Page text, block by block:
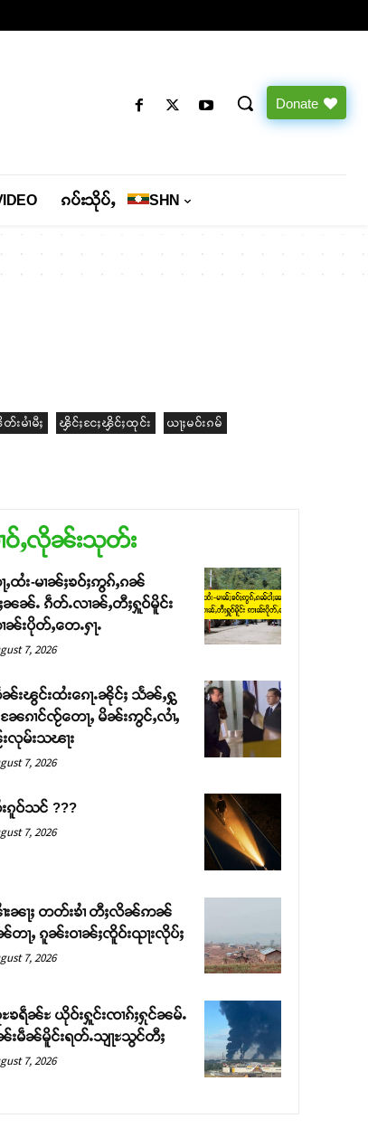
Donate
ၵပ်းသိုပ်ႇ SHN
းမၢႆမီႈ ၾိင်ႈငႄႈၾိင်ႈထုင်း ယႃႈမဝ်းၵမ်
ဝ်ႇလိုၼ်းသုတ်း
ႇထႆး-မၢၼ်ႈၶဝ်ႈဢွၵ်ႇၵၼ်
ႈၼၼ်ႉ ၵဵတ်ႉလၢၼ်ႇတီႈႁူဝ်မိူင်း
ၼ်းပိုတ်ႇတေႉႁႃႉ
7, 2026
းၽွင်းထႆးၵေႃႉၼိုင်ႈ သႅၼ်ႇႁွ
ၼႄၵၢင်ၸႂ်တေႃႇ မိၼ်းဢွင်ႇလၢႆႇ
လုမ်းသၽႃး
7, 2026
ၵူဝ်သင် ???
7, 2026
းၼႃႈ တတ်းၶၢႆ တီႈလိၼ်ဢၼ်
တႃႇ ၵူၼ်းဝၢၼ်ႈၸိူဝ်းၺႃးလိုပ်ႈ
7, 2026
ၶရဵၼ်ႊ ယိုဝ်းႁူင်းၸၢၵ်ႈႁုင်ၼမ်ႉ
းမဵၼ်မိူင်းရတ်ႉသျႃႊသွင်တီႈ
7, 2026